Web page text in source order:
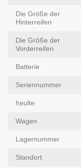
Die Größe der
Hinterreifen
Die Größe der
Vorderreifen
Batterie
Seriennummer
heulte
Wagen
Lagernummer
Standort